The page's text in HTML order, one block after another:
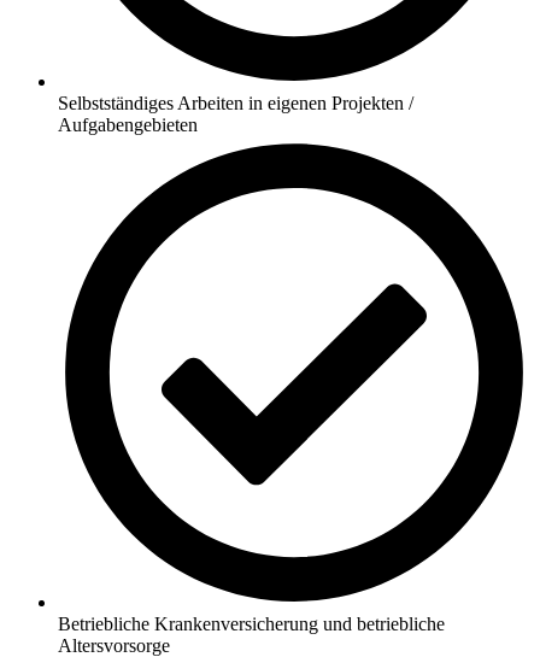
Selbstständiges Arbeiten in eigenen Projekten /
Aufgabengebieten
Betriebliche Krankenversicherung und betriebliche
Altersvorsorge